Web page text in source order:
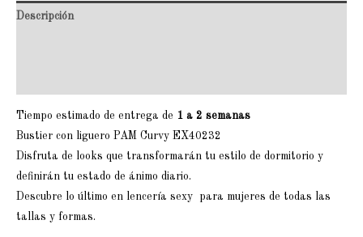
Descripción
Tiempo estimado de entrega de 1 a 2 semanas
Bustier con liguero PAM Curvy EX40232
Disfruta de looks que transformarán tu estilo de dormitorio y
definirán tu estado de ánimo diario.
Descubre lo último en lencería sexy para mujeres de todas las
tallas y formas.